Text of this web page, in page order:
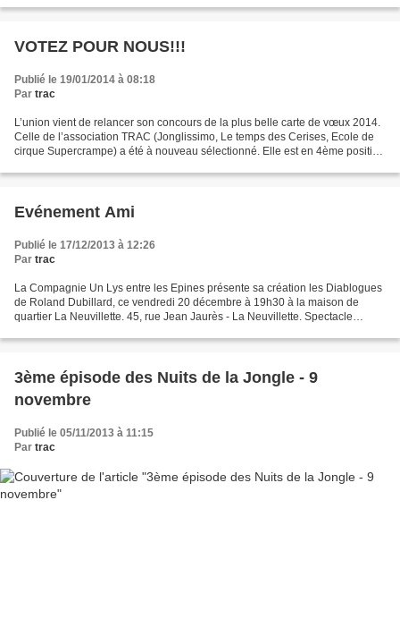
VOTEZ POUR NOUS!!!
Publié le 19/01/2014 à 08:18
Par trac
L’union vient de relancer son concours de la plus belle carte de vœux 2014.
Celle de l’association TRAC (Jonglissimo, Le temps des Cerises, Ecole de
cirque Supercrampe) a été à nouveau sélectionné. Elle est en 4ème position
Evénement Ami
Publié le 17/12/2013 à 12:26
Par trac
La Compagnie Un Lys entre les Epines présente sa création les Diablogues
de Roland Dubillard, ce vendredi 20 décembre à 19h30 à la maison de
quartier La Neuvillette. 45, rue Jean Jaurès - La Neuvillette. Spectacle
3ème épisode des Nuits de la Jongle - 9
novembre
Publié le 05/11/2013 à 11:15
Par trac